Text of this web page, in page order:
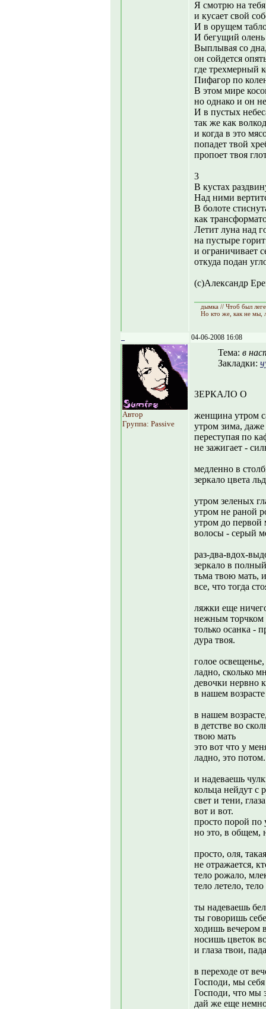
Я смотрю на
и кусает свой
И в орущем
И бегущий олень
Выплывая со
он сойдется
где трехмерный
Пифагор по
В этом мире
но однако и он
И в пустых
так же как
и когда в это
попадет твой
пропоет твоя
3
В кустах
Над ними
В болоте
как
Летит луна над
на пустыре
и ограничивает
откуда подан
(с)Александр
дымка // Чтоб был
Но кто же, как не мы,
04-06-2008 16:08
Автор
Группа: Passive
Тема: в
Закладки:
ЗЕРКАЛО О
женщина утром
утром зима, даже
переступая по
не зажигает -
медленно в
зеркало цвета
утром зеленых
утром не раной
утром до первой
волосы - серый
раз-два-вдох-
зеркало в
тьма твою мать,
все, что тогда
ляжки еще
нежным торчком
только осанка -
дура твоя.
голое
ладно, сколько
девочки нервно
в нашем
в нашем
в детстве во
твою мать
это вот что у
ладно, это потом.
и надеваешь
кольца нейдут с
свет и тени,
вот и вот.
просто порой по
но это, в общем,
просто, оля,
не отражается,
тело рожало,
тело летело,
ты надеваешь
ты говоришь
ходишь вечером
носишь цветок
и глаза твои,
в переходе от
Господи, мы
Господи, что мы
дай же еще